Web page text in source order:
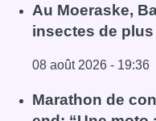
Lire l'article Un
Au Moeraske,
insectes de
08 août 2026 - 19:36
Lire l'article Au
Marathon de